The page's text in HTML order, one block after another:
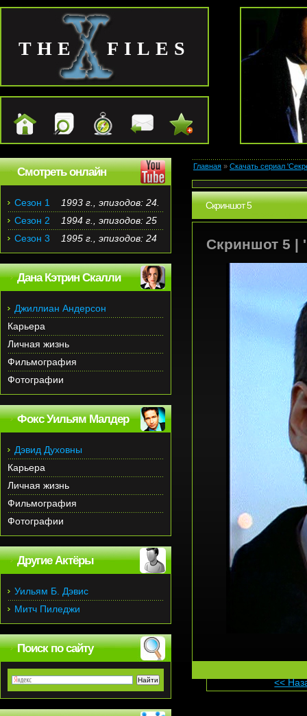
THE FILES
Главная » Скачать сериал
Скриншот 5
Скриншот 5 |
<<
Смотреть онлайн
Сезон 1
1993 г., эпизодов: 24.
Сезон 2
1994 г., эпизодов: 25
Сезон 3
1995 г., эпизодов: 24
Дана Кэтрин Скалли
Джиллиан Андерсон
Карьера
Личная жизнь
Фильмография
Фотографии
Фокс Уильям Малдер
Дэвид Духовны
Карьера
Личная жизнь
Фильмография
Фотографии
Другие Актёры
Уильям Б. Дэвис
Митч Пиледжи
Поиск по сайту